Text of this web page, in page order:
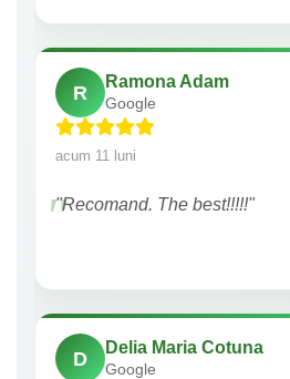
R
Ramona Adam
Google
acum 11 luni
"Recomand. The best!!!!!"
D
Delia Maria Cotuna
Google